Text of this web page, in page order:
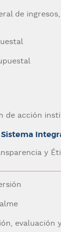
de
de acción
y
evaluación